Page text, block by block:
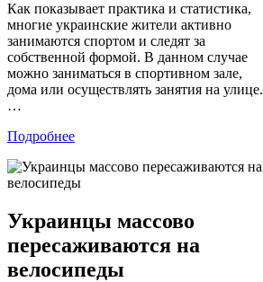
Как показывает практика и статистика,
многие украинские жители активно
занимаются спортом и следят за
собственной формой. В данном случае
можно заниматься в спортивном зале,
дома или осуществлять занятия на улице.
…
Подробнее
Украинцы массово
пересаживаются на
велосипеды